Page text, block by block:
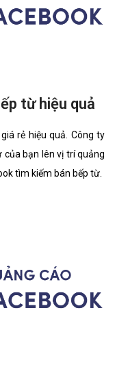
từ hiệu quả
rẻ hiệu quả. Công ty
của bạn lên vị trí quảng
tìm kiếm bán bếp từ.